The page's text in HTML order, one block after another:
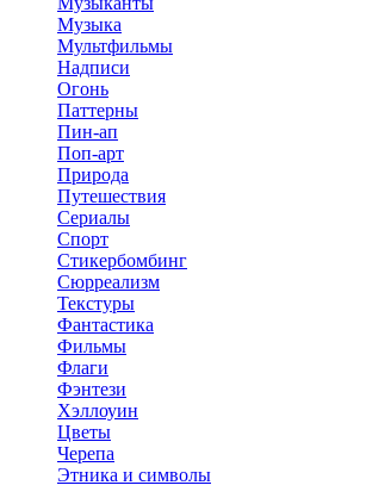
Музыка
Мультфильмы
Надписи
Огонь
Паттерны
Пин-ап
Поп-арт
Природа
Путешествия
Сериалы
Спорт
Стикербомбинг
Сюрреализм
Текстуры
Фантастика
Фильмы
Флаги
Фэнтези
Хэллоуин
Цветы
Черепа
Этника и символы